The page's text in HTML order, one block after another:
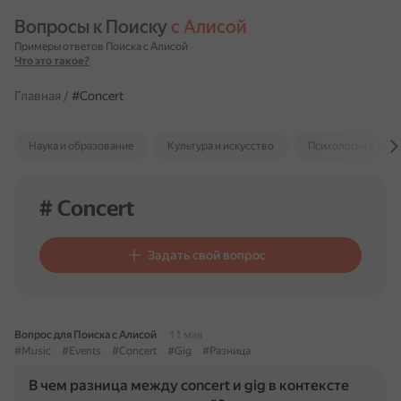
Вопросы к Поиску с Алисой
Примеры ответов Поиска с Алисой
Что это такое?
Главная / #Concert
Наука и образование Культура и искусство Психология и
# Concert
Задать свой вопрос
Вопрос для Поиска с Алисой
11 мая
#Music
#Events #Concert #Gig #Разница
В чем разница между concert и gig в контексте